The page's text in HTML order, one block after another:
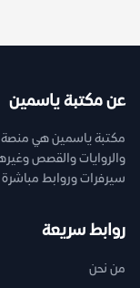
عن مكتبة ياسمين
مكتبة ياسمين هي منصة
سيرفرات وروابط مباشرة
روابط سريعة
من نحن